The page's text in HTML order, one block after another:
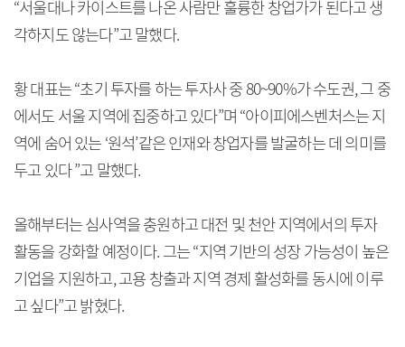
“서울대나 카이스트를 나온 사람만 훌륭한 창업가가 된다고 생
각하지도 않는다”고 말했다.
황 대표는 “초기 투자를 하는 투자사 중 80~90%가 수도권, 그 중
에서도 서울 지역에 집중하고 있다”며 “아이피에스벤처스는 지
역에 숨어 있는 ‘원석’같은 인재와 창업자를 발굴하는 데 의미를
두고 있다 ”고 말했다.
올해부터는 심사역을 충원하고 대전 및 천안 지역에서의 투자
활동을 강화할 예정이다. 그는 “지역 기반의 성장 가능성이 높은
기업을 지원하고, 고용 창출과 지역 경제 활성화를 동시에 이루
고 싶다”고 밝혔다.